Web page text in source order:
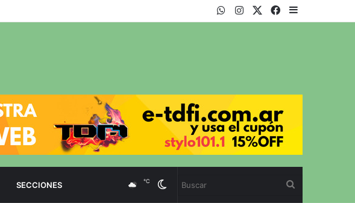
Facebook
Twitter
Instagram
WhatsApp
SECCIONES Cambiar
℃